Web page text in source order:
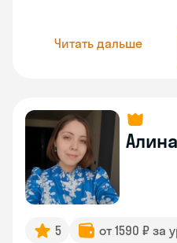
Читать дальше
Алина
5 от 1590 ₽ за